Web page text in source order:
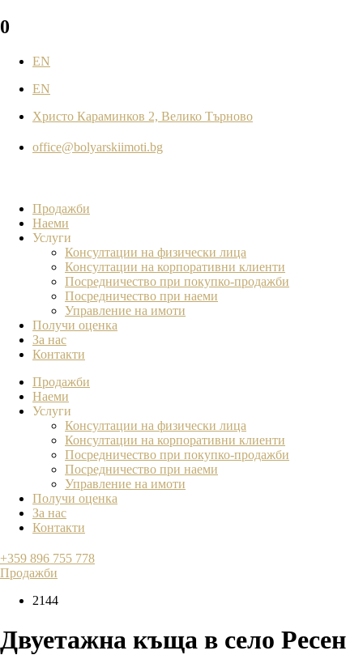
0
EN
EN
Христо Караминков 2, Велико Търново
office@bolyarskiimoti.bg
Продажби
Наеми
Услуги
Консултации на физически лица
Консултации на корпоративни клиенти
Посредничество при покупко-продажби
Посредничество при наеми
Управление на имоти
Получи оценка
За нас
Контакти
Продажби
Наеми
Услуги
Консултации на физически лица
Консултации на корпоративни клиенти
Посредничество при покупко-продажби
Посредничество при наеми
Управление на имоти
Получи оценка
За нас
Контакти
+359 896 755 778
Продажби
2144
Двуетажна къща в село Ресен